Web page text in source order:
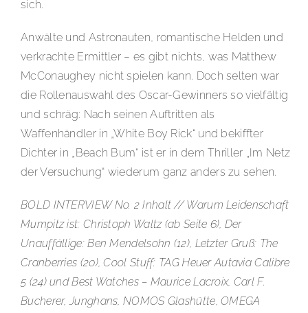
sich.
Anwälte und Astronauten, romantische Helden und
verkrachte Ermittler – es gibt nichts, was Matthew
McConaughey nicht spielen kann. Doch selten war
die Rollenauswahl des Oscar-Gewinners so vielfältig
und schräg: Nach seinen Auftritten als
Waffenhändler in „White Boy Rick“ und bekiffter
Dichter in „Beach Bum“ ist er in dem Thriller „Im Netz
der Versuchung“ wiederum ganz anders zu sehen.
BOLD INTERVIEW No. 2 Inhalt // Warum Leidenschaft
Mumpitz ist: Christoph Waltz (ab Seite 6), Der
Unauffällige: Ben Mendelsohn (12), Letzter Gruß: The
Cranberries (20), Cool Stuff: TAG Heuer Autavia Calibre
5 (24) und Best Watches – Maurice Lacroix, Carl F.
Bucherer, Junghans, NOMOS Glashütte, OMEGA